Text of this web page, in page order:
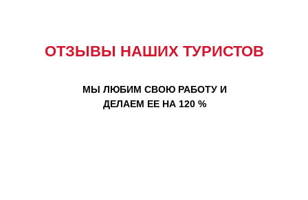
ОТЗЫВЫ НАШИХ ТУРИСТОВ
МЫ ЛЮБИМ СВОЮ РАБОТУ И
ДЕЛАЕМ ЕЕ НА 120 %